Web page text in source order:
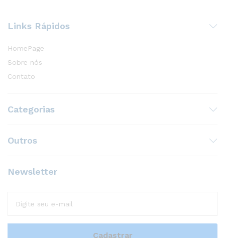
Links Rápidos
HomePage
Sobre nós
Contato
Categorias
Outros
Newsletter